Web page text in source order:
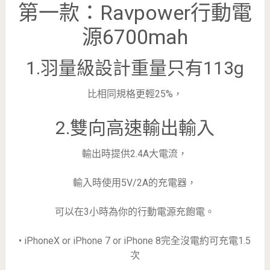
第一款：Ravpower行動電
源6700mah
1.羽量級設計重量只有113g
比相同規格更輕25%，
2.雙向高速輸出輸入
輸出時提供2.4A大電流，
輸入時使用5V/2A的充電器，
可以在3小時為你的行動電源充飽電。
• iPhoneX or iPhone 7 or iPhone 8完全沒電約可充電1.5
次